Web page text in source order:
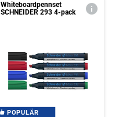
Whiteboardpennset
SCHNEIDER 293 4-pack
POPULÄR